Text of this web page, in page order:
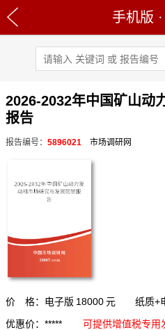
手机版 ·
2026-2032年中国矿山动
报告
报告编号： 5896021 市场调研网
价 格：电子版 18000 元 纸质+
优惠价：*****
可提供增值税专用